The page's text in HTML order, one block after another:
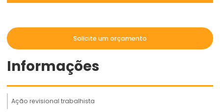
Solicite um orçamento
Informações
Ação revisional trabalhista